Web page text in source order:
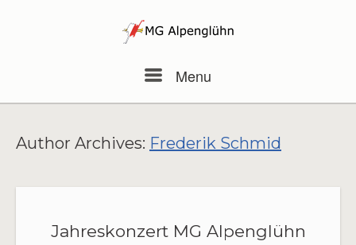
Menu
Author Archives: Frederik Schmid
Jahreskonzert MG Alpenglühn